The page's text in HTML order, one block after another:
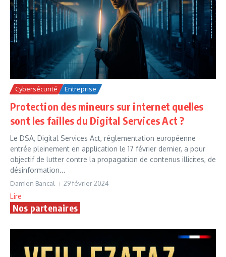
Cybersécurité Entreprise
Protection des mineurs sur internet quelles
sont les failles du Digital Services Act ?
Le DSA, Digital Services Act, réglementation européenne
entrée pleinement en application le 17 février dernier, a pour
objectif de lutter contre la propagation de contenus illicites, de
désinformation...
Damien Bancal 29 février 2024
Lire
Nos partenaires